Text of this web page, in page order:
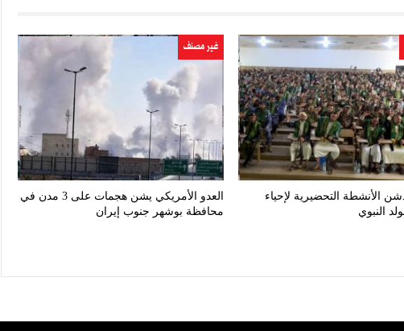
الأنشطة التحضيرية لإحياء
النبوي
غير مصنف
العدو الأمريكي يشن هجمات على 3 مدن في
محافظة بوشهر جنوب إيران